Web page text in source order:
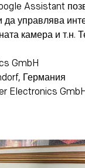
Assistant
управлява
камера и т.н.
GmbH
Германия
Electronics